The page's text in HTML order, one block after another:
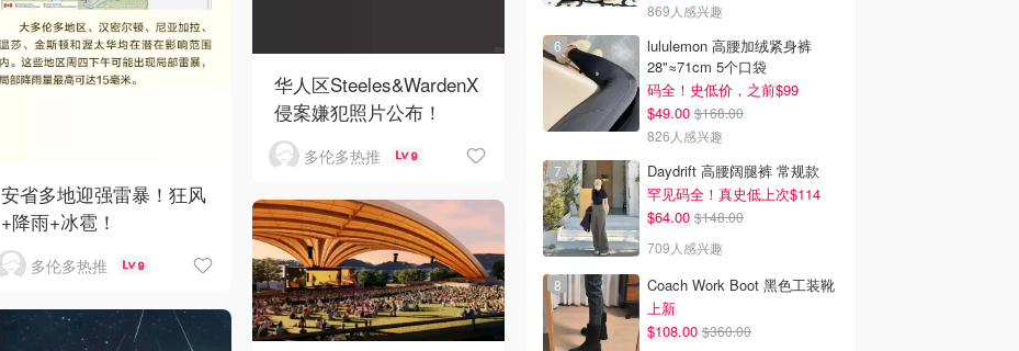
华人区Steeles&WardenX
侵案嫌犯照片公布！
多伦多热推 9
安省多地迎强雷暴！狂风
+降雨+冰雹！
多伦多热推 9
869人感兴趣
lululemon 高腰加绒紧身裤
28"≈71cm 5个口袋
码全！史低价，之前$99
$49.00 $168.00
826人感兴趣
Daydrift 高腰阔腿裤 常规款
罕见码全！真史低上次$114
$64.00 $148.00
709人感兴趣
Coach Work Boot 黑色工装靴
上新
$108.00 $360.00